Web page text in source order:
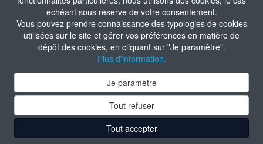
échéant sous réserve de votre consentement.
Vous pouvez prendre connaissance des typologies de cookies
utilisées sur le site et gérer vos préférences en matière de
dépôt des cookies, en cliquant sur "Je paramètre".
Plus d'information.
Je paramètre
Tout refuser
Tout accepter